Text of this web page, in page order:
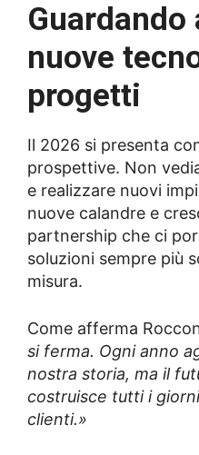
Guardando
nuove
progetti
Il 2026 si presenta
prospettive. Non
e realizzare nuovi
nuove calandre e
partnership che ci
soluzioni sempre più
misura.
Come afferma
si ferma. Ogni anno
nostra storia, ma il
costruisce tutti i
clienti.»